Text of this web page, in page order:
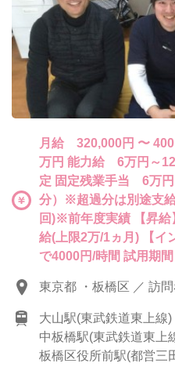
月給 320,000円 〜
万円 能力給 6万円～
定 固定残業手当 6万円
分）※超過分は別途支
回)※前年度実績 【昇給
給(上限2万/1ヵ月) 【イ
で4000円/時間 試用期間
東京都 ・板橋区 ／ 訪
大山駅(東武鉄道東上線)
中板橋駅(東武鉄道東上
板橋区役所前駅(都営三